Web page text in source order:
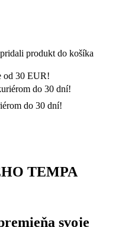
produkt do košíka
od 30 EUR!
do 30 dní!
do 30 dní!
TEMPA
svoje